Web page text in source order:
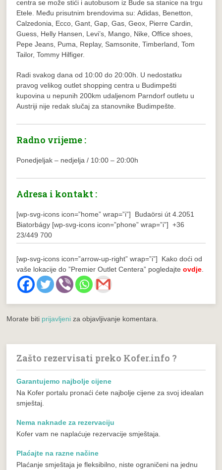
centra se može stići i autobusom iz Bude sa stanice na trgu
Etele. Među prisutnim brendovima su: Adidas, Benetton,
Calzedonia, Ecco, Gant, Gap, Gas, Geox, Pierre Cardin,
Guess, Helly Hansen, Levi’s, Mango, Nike, Office shoes,
Pepe Jeans, Puma, Replay, Samsonite, Timberland, Tom
Tailor, Tommy Hilfiger.
Radi svakog dana od 10:00 do 20:00h. U nedostatku
pravog velikog outlet shopping centra u Budimpešti
kupovina u nepunih 200km udaljenom Parndorf outletu u
Austriji nije redak slučaj za stanovnike Budimpešte.
Radno vrijeme :
Ponedjeljak – nedjelja / 10:00 – 20:00h
Adresa i kontakt :
[wp-svg-icons icon=”home” wrap=”i”] Budaörsi út 4.2051
Biatorbágy [wp-svg-icons icon=”phone” wrap=”i”] +36
23/449 700
[wp-svg-icons icon=”arrow-up-right” wrap=”i”] Kako doći od
vaše lokacije do ”Premier Outlet Centera” pogledajteovdje
Morate biti prijavljeni za objavljivanje komentara.
Zašto rezervisati preko Kofer.info ?
Garantujemo najbolje cijene
Na Kofer portalu pronaći ćete najbolje cijene za svoj idealan
smještaj.
Nema naknade za rezervaciju
Kofer vam ne naplaćuje rezervacije smještaja.
Plaćajte na razne načine
Plaćanje smještaja je fleksibilno, niste ograničeni na jednu